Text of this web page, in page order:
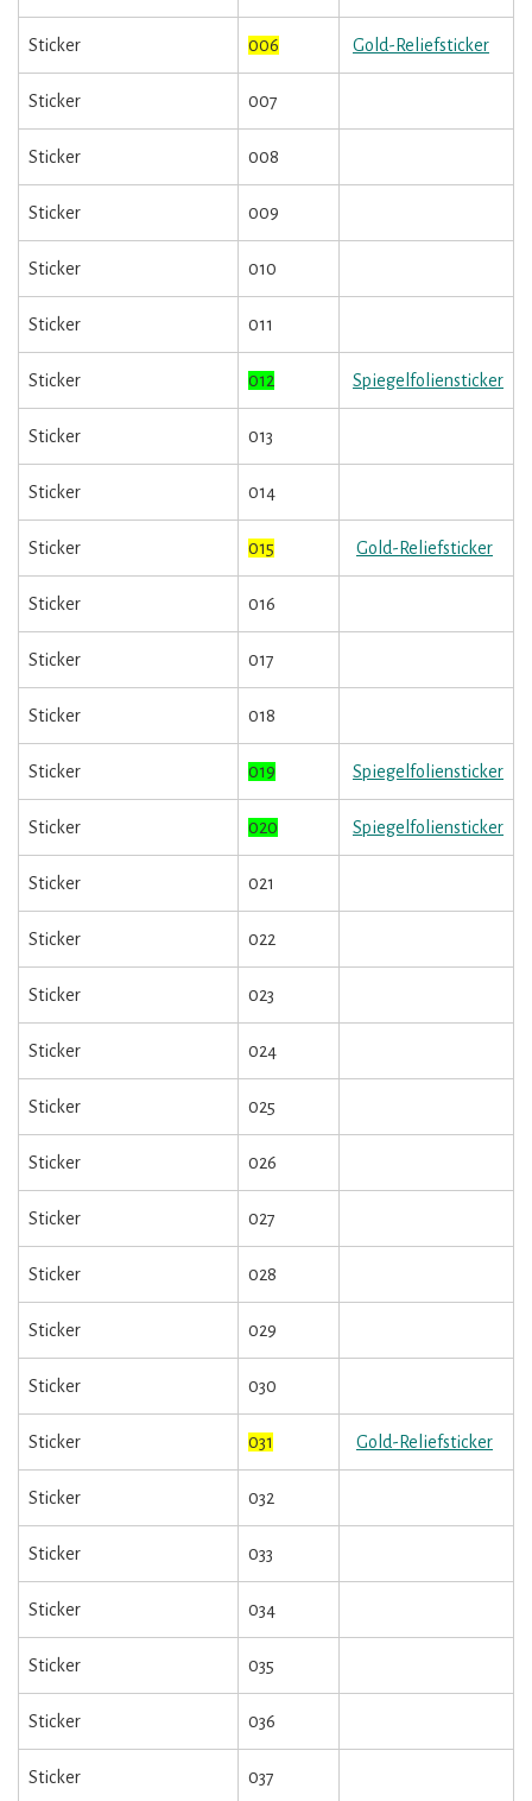
Sticker 006 Gold-Reliefsticker
Sticker 007
Sticker 008
Sticker 009
Sticker 010
Sticker 011
Sticker 012 Spiegelfoliensticker
Sticker 013
Sticker 014
Sticker 015 Gold-Reliefsticker
Sticker 016
Sticker 017
Sticker 018
Sticker 019 Spiegelfoliensticker
Sticker 020 Spiegelfoliensticker
Sticker 021
Sticker 022
Sticker 023
Sticker 024
Sticker 025
Sticker 026
Sticker 027
Sticker 028
Sticker 029
Sticker 030
Sticker 031 Gold-Reliefsticker
Sticker 032
Sticker 033
Sticker 034
Sticker 035
Sticker 036
Sticker 037